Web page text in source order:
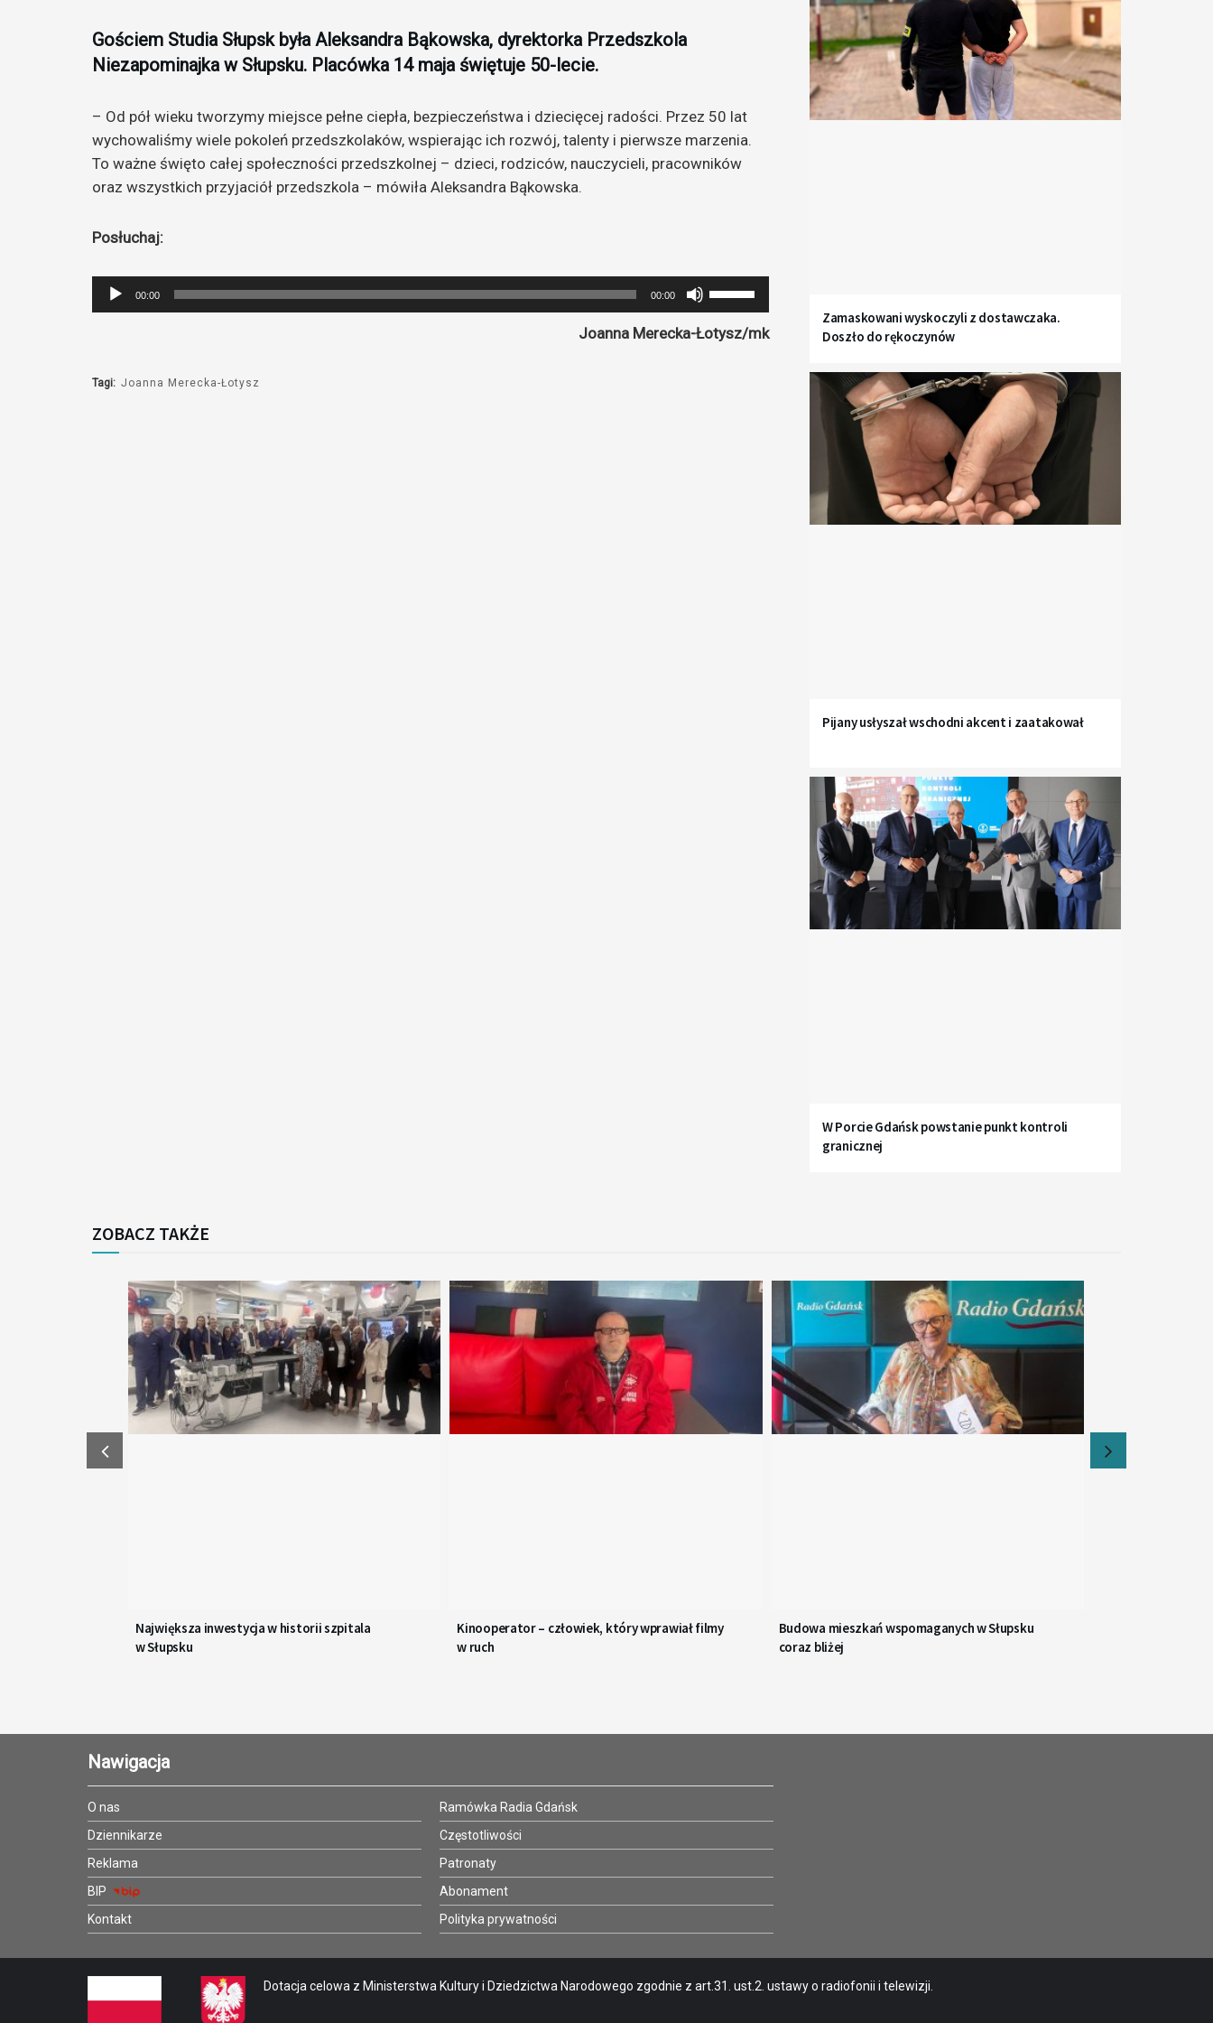
Gościem Studia Słupsk była Aleksandra Bąkowska, dyrektorka Przedszkola
Niezapominajka w Słupsku. Placówka 14 maja świętuje 50-lecie.
– Od pół wieku tworzymy miejsce pełne ciepła, bezpieczeństwa i dziecięcej radości. Przez 50 lat
wychowaliśmy wiele pokoleń przedszkolaków, wspierając ich rozwój, talenty i pierwsze marzenia.
To ważne święto całej społeczności przedszkolnej – dzieci, rodziców, nauczycieli, pracowników
oraz wszystkich przyjaciół przedszkola – mówiła Aleksandra Bąkowska.
Posłuchaj:
Odtwarzacz
plików
00:00 00:00
strzałek
do
Joanna Merecka-Łotysz/mk
Tagi: Joanna Merecka-Łotysz
Zamaskowani wyskoczyli z dostawczaka.
Doszło do rękoczynów
Pijany usłyszał wschodni akcent i zaatakował
W Porcie Gdańsk powstanie punkt kontroli
granicznej
ZOBACZ TAKŻE
Największa inwestycja w historii szpitala
w Słupsku
Kinooperator – człowiek, który wprawiał filmy
w ruch
Budowa mieszkań wspomaganych w Słupsku
coraz bliżej
Nawigacja
O nas
Dziennikarze
Reklama
BIP
Kontakt
Ramówka Radia Gdańsk
Częstotliwości
Patronaty
Abonament
Polityka prywatności
Dotacja celowa z Ministerstwa Kultury i Dziedzictwa Narodowego zgodnie z art.31. ust.2. ustawy o radiofonii i telewizji.